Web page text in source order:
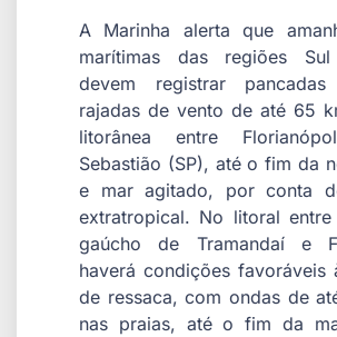
A Marinha alerta que
marítimas das regiões
devem registrar
rajadas de vento de até 65
litorânea entre
Sebastião (SP), até o fim da
e mar agitado, por conta
extratropical. No litoral
gaúcho de Tramandaí e
haverá condições favoráveis
de ressaca, com ondas de
nas praias, até o fim da